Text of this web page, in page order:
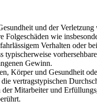
und der
wie
Verhalten oder
Gewinn.
Körper und Gesundheit
vertragstypischen
Mitarbeiter und